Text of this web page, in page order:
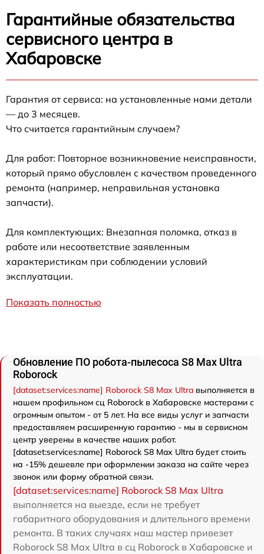
Гарантийные обязательства
сервисного центра в
Хабаровске
Гарантия от сервиса: на установленные нами детали
— до 3 месяцев.
Что считается гарантийным случаем?
Для работ: Повторное возникновение неисправности,
который прямо обусловлен с качеством проведенного
ремонта (например, неправильная установка
запчасти).
Для комплектующих: Внезапная поломка, отказ в
работе или несоответствие заявленным
характеристикам при соблюдении условий
эксплуатации.
Показать полностью
Обновление ПО робота-пылесоса S8 Max Ultra
Roborock
[dataset:services:name] Roborock S8 Max Ultra выполняется в
нашем профильном сц Roborock в Хабаровске мастерами с
огромным опытом - от 5 лет. На все виды услуг и запчасти
предоставляем расширенную гарантию - мы в сервисном
центр уверены в качестве наших работ.
[dataset:services:name] Roborock S8 Max Ultra будет стоить
на -15% дешевле при оформлении заказа на сайте через
звонок или форму обратной связи.
[dataset:services:name] Roborock S8 Max Ultra
выполняется на выезде, если не требует
габаритного оборудования и длительного времени
ремонта. В таких случаях наш мастер привезет
Roborock S8 Max Ultra в сц Roborock в Хабаровске и